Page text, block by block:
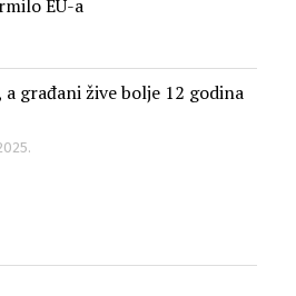
EU-a
a građani žive bolje 12 godina